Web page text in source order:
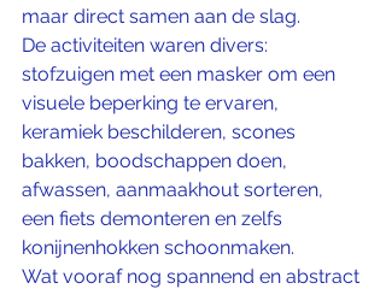
maar direct samen aan de slag.
De activiteiten waren divers:
stofzuigen met een masker om een
visuele beperking te ervaren,
keramiek beschilderen, scones
bakken, boodschappen doen,
afwassen, aanmaakhout sorteren,
een fiets demonteren en zelfs
konijnenhokken schoonmaken.
Wat vooraf nog spannend en abstract